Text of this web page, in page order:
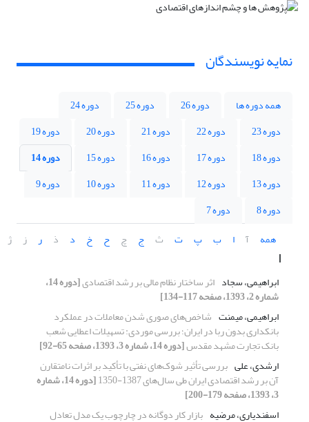
نمایه نویسندگان
همه دوره ها دوره 26 دوره 25
دوره 24
دوره 23
دوره 22 دوره 21 دوره 20
دوره 19
دوره 18
دوره 17 دوره 16 دوره 15
دوره 14
دوره 13
دوره 12 دوره 11 دوره 10
دوره 9
دوره 8
دوره 7
همه
آ ا ب پ ت ث ج چ ح خ د ذ ر ز ژ
ا
ابراهیمی، سجاد اثر ساختار نظام مالی بر رشد اقتصادی [دوره 14،
شماره 2، 1393، صفحه 117-134]
ابراهیمی، میمنت شاخص‌های صوری شدن معاملات در عملکرد
بانکداری بدون ربا در ایران؛ بررسی موردی: تسهیلات اعطایی شعب
بانک تجارت مشهد مقدس[دوره 14، شماره 3، 1393، صفحه 65-92]
ارشدی، علی بررسی تأثیر شوک‌های نفتی با تأکید بر اثرات نامتقارن
آن بر رشد اقتصادی ایران طی سال‌های 1387-1350 [دوره 14، شماره
3، 1393، صفحه 179-200]
اسفندیاری، مرضیه بازار کار دوگانه در چارچوب یک مدل تعادل